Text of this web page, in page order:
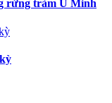
rừng tràm U Minh